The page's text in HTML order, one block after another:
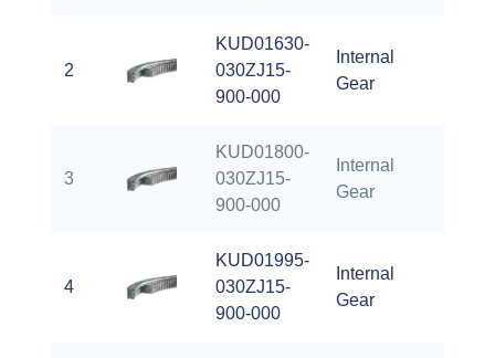
2
KUD01630-
030ZJ15-
900-000
Internal
Gear
3
KUD01800-
030ZJ15-
900-000
Internal
Gear
4
KUD01995-
030ZJ15-
900-000
Internal
Gear